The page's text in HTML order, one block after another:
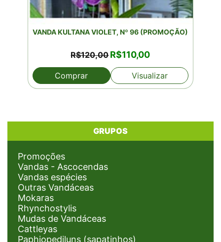
GRUPOS
Promoções
Vandas - Ascocendas
Vandas espécies
Outras Vandáceas
Mokaras
Rhynchostylis
Mudas de Vandáceas
Cattleyas
Paphiopediluns (sapatinhos)
VANDA KULTANA VIOLET, Nº 96 (PROMOÇÃO)
R$120,00 O
preço
original
era:
R$120,00.
R$110,00O
atual
é:
R$110,00.
Comprar Visualizar